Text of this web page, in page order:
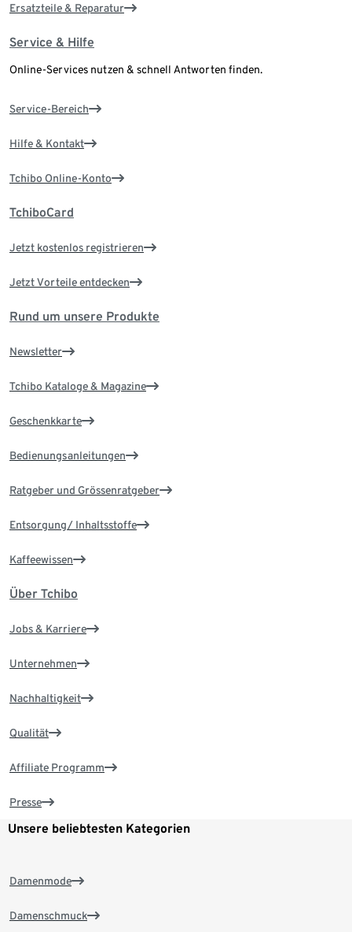
Ersatzteile & Reparatur
Service & Hilfe
Online-Services nutzen & schnell Antworten finden.
Service-Bereich
Hilfe & Kontakt
Tchibo Online-Konto
TchiboCard
Jetzt kostenlos registrieren
Jetzt Vorteile entdecken
Rund um unsere Produkte
Newsletter
Tchibo Kataloge & Magazine
Geschenkkarte
Bedienungsanleitungen
Ratgeber und Grössenratgeber
Entsorgung/ Inhaltsstoffe
Kaffeewissen
Über Tchibo
Jobs & Karriere
Unternehmen
Nachhaltigkeit
Qualität
Affiliate Programm
Presse
Unsere beliebtesten Kategorien
Damenmode
Damenschmuck